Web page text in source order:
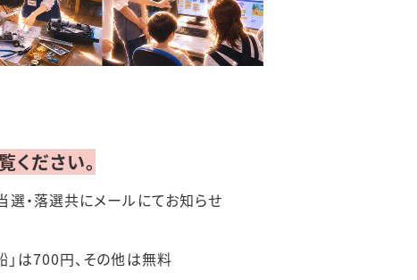
ださい。
選・落選共にメールにてお知らせ
は700円、その他は無料